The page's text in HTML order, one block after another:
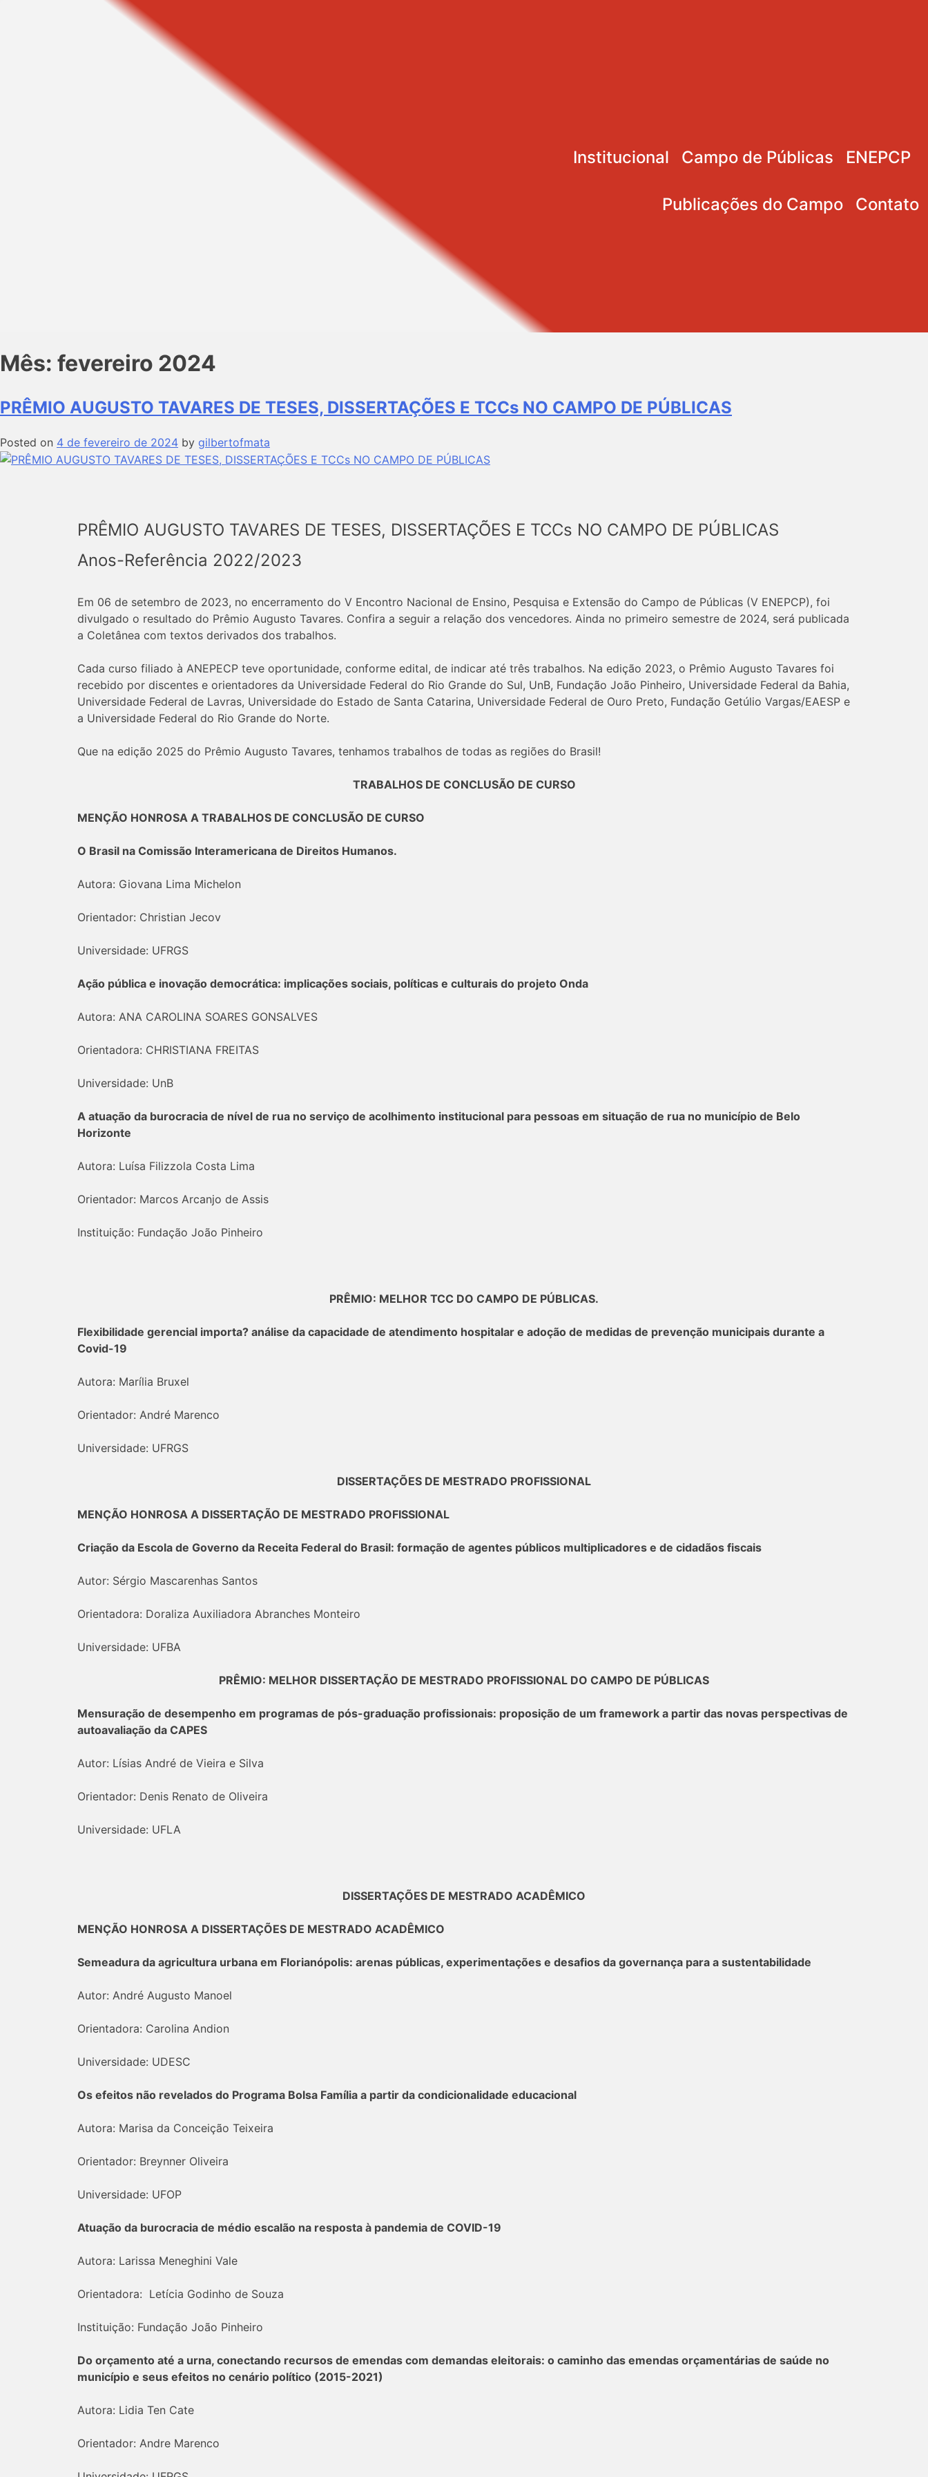
Institucional Campo de Públicas ENEPCP
Publicações do Campo Contato
Mês: fevereiro 2024
PRÊMIO AUGUSTO TAVARES DE TESES, DISSERTAÇÕES E TCCs NO CAMPO DE PÚBLICAS
Posted on 4 de fevereiro de 2024 by gilbertofmata
PRÊMIO AUGUSTO TAVARES DE TESES, DISSERTAÇÕES E TCCs NO CAMPO DE PÚBLICAS
Anos-Referência 2022/2023
Em 06 de setembro de 2023, no encerramento do V Encontro Nacional de Ensino, Pesquisa e Extensão do Campo de Públicas (V ENEPCP), foi
divulgado o resultado do Prêmio Augusto Tavares. Confira a seguir a relação dos vencedores. Ainda no primeiro semestre de 2024, será publicada
a Coletânea com textos derivados dos trabalhos.
Cada curso filiado à ANEPECP teve oportunidade, conforme edital, de indicar até três trabalhos. Na edição 2023, o Prêmio Augusto Tavares foi
recebido por discentes e orientadores da Universidade Federal do Rio Grande do Sul, UnB, Fundação João Pinheiro, Universidade Federal da Bahia,
Universidade Federal de Lavras, Universidade do Estado de Santa Catarina, Universidade Federal de Ouro Preto, Fundação Getúlio Vargas/EAESP e
a Universidade Federal do Rio Grande do Norte.
Que na edição 2025 do Prêmio Augusto Tavares, tenhamos trabalhos de todas as regiões do Brasil!
TRABALHOS DE CONCLUSÃO DE CURSO
MENÇÃO HONROSA A TRABALHOS DE CONCLUSÃO DE CURSO
O Brasil na Comissão Interamericana de Direitos Humanos.
Autora: Giovana Lima Michelon
Orientador: Christian Jecov
Universidade: UFRGS
Ação pública e inovação democrática: implicações sociais, políticas e culturais do projeto Onda
Autora: ANA CAROLINA SOARES GONSALVES
Orientadora: CHRISTIANA FREITAS
Universidade: UnB
A atuação da burocracia de nível de rua no serviço de acolhimento institucional para pessoas em situação de rua no município de Belo
Horizonte
Autora: Luísa Filizzola Costa Lima
Orientador: Marcos Arcanjo de Assis
Instituição: Fundação João Pinheiro
PRÊMIO: MELHOR TCC DO CAMPO DE PÚBLICAS.
Flexibilidade gerencial importa? análise da capacidade de atendimento hospitalar e adoção de medidas de prevenção municipais durante a
Covid-19
Autora: Marília Bruxel
Orientador: André Marenco
Universidade: UFRGS
DISSERTAÇÕES DE MESTRADO PROFISSIONAL
MENÇÃO HONROSA A DISSERTAÇÃO DE MESTRADO PROFISSIONAL
Criação da Escola de Governo da Receita Federal do Brasil: formação de agentes públicos multiplicadores e de cidadãos fiscais
Autor: Sérgio Mascarenhas Santos
Orientadora: Doraliza Auxiliadora Abranches Monteiro
Universidade: UFBA
PRÊMIO: MELHOR DISSERTAÇÃO DE MESTRADO PROFISSIONAL DO CAMPO DE PÚBLICAS
Mensuração de desempenho em programas de pós-graduação profissionais: proposição de um framework a partir das novas perspectivas de
autoavaliação da CAPES
Autor: Lísias André de Vieira e Silva
Orientador: Denis Renato de Oliveira
Universidade: UFLA
DISSERTAÇÕES DE MESTRADO ACADÊMICO
MENÇÃO HONROSA A DISSERTAÇÕES DE MESTRADO ACADÊMICO
Semeadura da agricultura urbana em Florianópolis: arenas públicas, experimentações e desafios da governança para a sustentabilidade
Autor: André Augusto Manoel
Orientadora: Carolina Andion
Universidade: UDESC
Os efeitos não revelados do Programa Bolsa Família a partir da condicionalidade educacional
Autora: Marisa da Conceição Teixeira
Orientador: Breynner Oliveira
Universidade: UFOP
Atuação da burocracia de médio escalão na resposta à pandemia de COVID-19
Autora: Larissa Meneghini Vale
Orientadora: Letícia Godinho de Souza
Instituição: Fundação João Pinheiro
Do orçamento até a urna, conectando recursos de emendas com demandas eleitorais: o caminho das emendas orçamentárias de saúde no
município e seus efeitos no cenário político (2015-2021)
Autora: Lidia Ten Cate
Orientador: Andre Marenco